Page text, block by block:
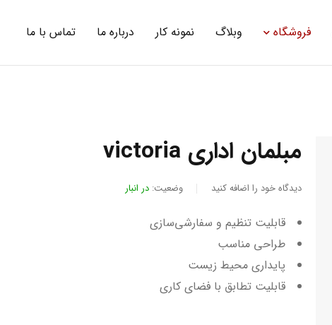
فروشگاه وبلاگ نمونه کار درباره ما تماس با ما
مبلمان اداری victoria
دیدگاه خود را اضافه کنید وضعیت: در انبار
قابلیت تنظیم و سفارشی‌سازی
طراحی مناسب
پایداری محیط زیست
قابلیت تطابق با فضای کاری